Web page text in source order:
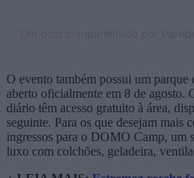
O evento também possui um parque
aberto oficialmente em 8 de agosto.
diário têm acesso gratuito à área,
seguinte. Para os que desejam mais
ingressos para o DOMO Camp, um
luxo com colchões, geladeira,